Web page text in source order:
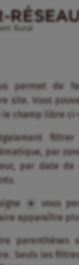
permet de
site. Vous
le champ libre ci-
par
par date
vous
apparaître
parenthèses
Seuls les